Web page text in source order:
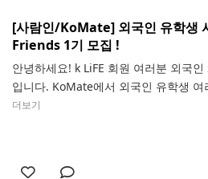
[사람인/KoMate] 외국인 유학생
Friends 1기 모집 !
안녕하세요! k LiFE 회원 여러분 외국
입니다. KoMate에서 외국인 유학생
더보기